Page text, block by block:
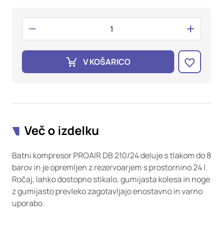
V KOŠARICO
Več o izdelku
Batni kompresor PROAIR DB 210/24 deluje s tlakom do 8
barov in je opremljen z rezervoarjem s prostornino 24 l.
Ročaj, lahko dostopno stikalo, gumijasta kolesa in noge
z gumijasto prevleko zagotavljajo enostavno in varno
uporabo.
edinstveno prepoznavanje vašega brskalnika in naprave. Če
zavrnete uporabo teh piškotkov, ne boste deležni našega
ciljnega spletnega oglaševanja.